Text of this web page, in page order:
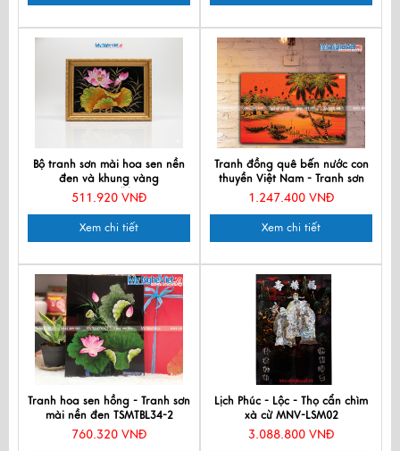
Bộ tranh sơn mài hoa sen nền
đen và khung vàng
TSM20303/khung
511.920 VNĐ
Xem chi tiết
Tranh đồng quê bến nước con
thuyền Việt Nam - Tranh sơn
mài TSM46 -HV01
1.247.400 VNĐ
Xem chi tiết
Tranh hoa sen hồng - Tranh sơn
mài nền đen TSMTBL34-2
760.320 VNĐ
Lịch Phúc - Lộc - Thọ cẩn chìm
xà cừ MNV-LSM02
3.088.800 VNĐ